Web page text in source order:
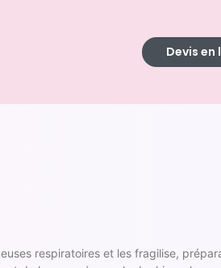
Devis en
respiratoires et les fragilise,